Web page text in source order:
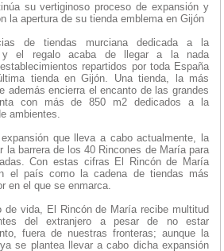
su vertiginoso proceso de expansión y
la apertura de su tienda emblema en Gijón
de tiendas murciana dedicada a la
y el regalo acaba de llegar a la nada
repartidos por toda España
tienda en Gijón. Una tienda, la más
además encierra el encanto de las grandes
con más de 850 m2 dedicados a la
ambientes.
que lleva a cabo actualmente, la
la barrera de los 40 Rincones de María para
Con estas cifras El Rincón de María
el país como la cadena de tiendas más
en el que se enmarca.
de vida, El Rincón de María recibe multitud
del extranjero a pesar de no estar
fuera de nuestras fronteras; aunque la
se plantea llevar a cabo dicha expansión